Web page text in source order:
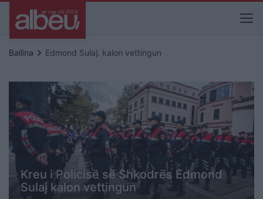
Ballina keyboard_arrow_right Edmond Sulaj. kalon vettingun
Kreu i Policisë së Shkodrës Edmond
Sulaj kalon vettingun